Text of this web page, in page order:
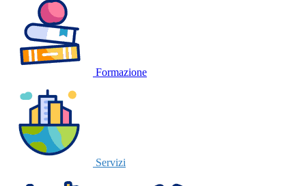
Formazione
Servizi